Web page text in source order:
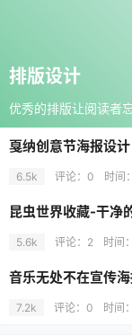
排版设计
戛纳创意节海报设
6.5k 评论：0 时间：
昆虫世界收藏-干净
5.6k 评论：2 时间：
音乐无处不在宣传
7.2k 评论：0 时间：